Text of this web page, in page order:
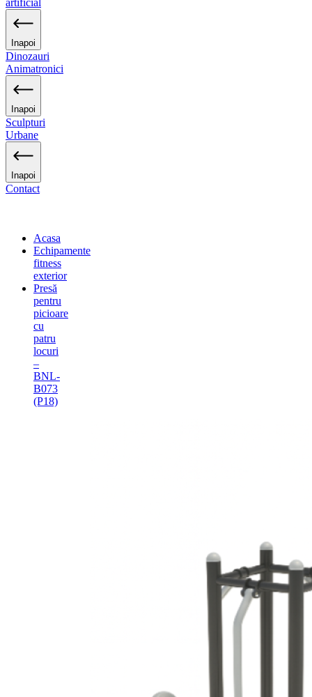
artificial
Inapoi
Dinozauri
Animatronici
Inapoi
Sculpturi
Urbane
Inapoi
Contact
Acasa
Echipamente
fitness
exterior
Presă
pentru
picioare
cu
patru
locuri
–
BNL-
B073
(P18)